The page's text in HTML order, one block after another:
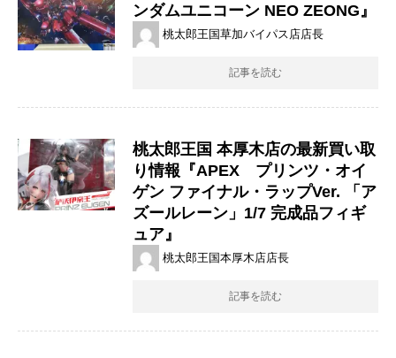
ンダムユニコーン ​NEO ​ZEONG』
桃太郎王国草加バイパス店店長
記事を読む
桃太郎王国 本厚木店の最新買い取
り情報『APEX プリンツ・オイ
ゲン ファイナル・ラップVer. 「ア
ズールレーン」1/7 完成品フィギ
ュア』
桃太郎王国本厚木店店長
記事を読む